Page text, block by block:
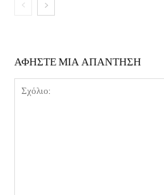
ΑΦΗΣΤΕ ΜΙΑ ΑΠΑΝΤΗΣΗ